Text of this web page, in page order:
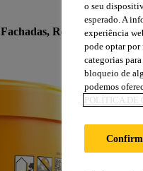
Fachadas, Reabilitação e
o seu
esperado. A
experiência
pode optar por
categorias
bloqueio de
podemos
POLÍTICA DE